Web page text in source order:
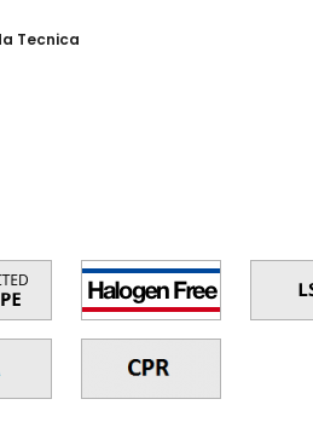
Tecnica